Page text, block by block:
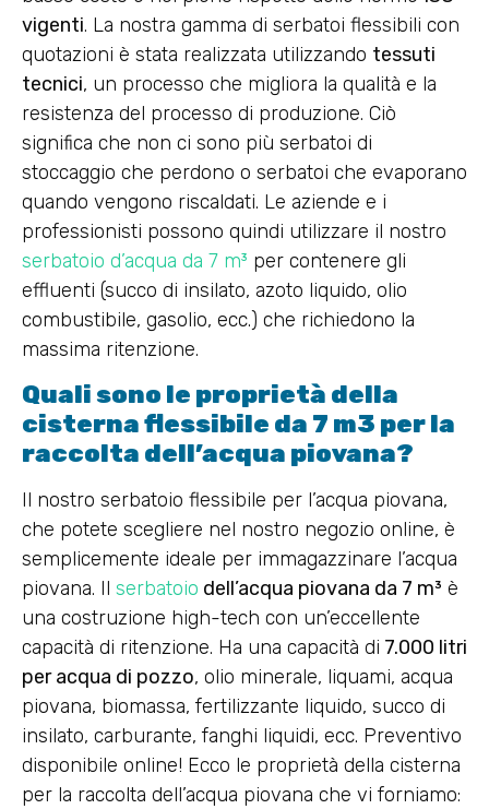
vigenti. La nostra gamma di serbatoi flessibili con
quotazioni è stata realizzata utilizzando tessuti
tecnici, un processo che migliora la qualità e la
resistenza del processo di produzione. Ciò
significa che non ci sono più serbatoi di
stoccaggio che perdono o serbatoi che evaporano
quando vengono riscaldati. Le aziende e i
professionisti possono quindi utilizzare il nostro
serbatoio d’acqua da 7 m³ per contenere gli
effluenti (succo di insilato, azoto liquido, olio
combustibile, gasolio, ecc.) che richiedono la
massima ritenzione.
Quali sono le proprietà della
cisterna flessibile da 7 m3 per la
raccolta dell’acqua piovana?
Il nostro serbatoio flessibile per l’acqua piovana,
che potete scegliere nel nostro negozio online, è
semplicemente ideale per immagazzinare l’acqua
piovana. Il serbatoio dell’acqua piovana da 7 m³ è
una costruzione high-tech con un’eccellente
capacità di ritenzione. Ha una capacità di 7.000 litri
per acqua di pozzo, olio minerale, liquami, acqua
piovana, biomassa, fertilizzante liquido, succo di
insilato, carburante, fanghi liquidi, ecc. Preventivo
disponibile online! Ecco le proprietà della cisterna
per la raccolta dell’acqua piovana che vi forniamo: